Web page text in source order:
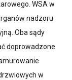
WSA w
nadzoru
Oba sądy
doprowadzone
w